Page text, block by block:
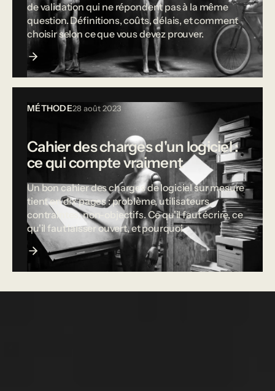
de validation qui ne répondent pas à la même
question. Définitions, coûts, délais, et comment
choisir selon ce que vous devez prouver.
MÉTHODE28 août 2023
Cahier des charges d'un logiciel :
ce qui compte vraiment
Un bon cahier des charges de logiciel sur mesure
tient en dix pages : problème, utilisateurs,
contraintes, non-objectifs. Ce qu'il faut écrire, ce
qu'il faut laisser ouvert, et pourquoi.